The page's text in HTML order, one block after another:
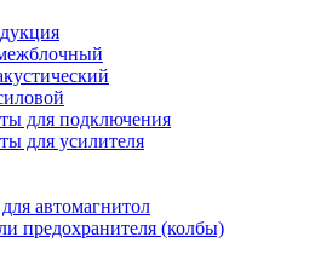
для подключения
для усилителя
автомагнитол
предохранителя (колбы)